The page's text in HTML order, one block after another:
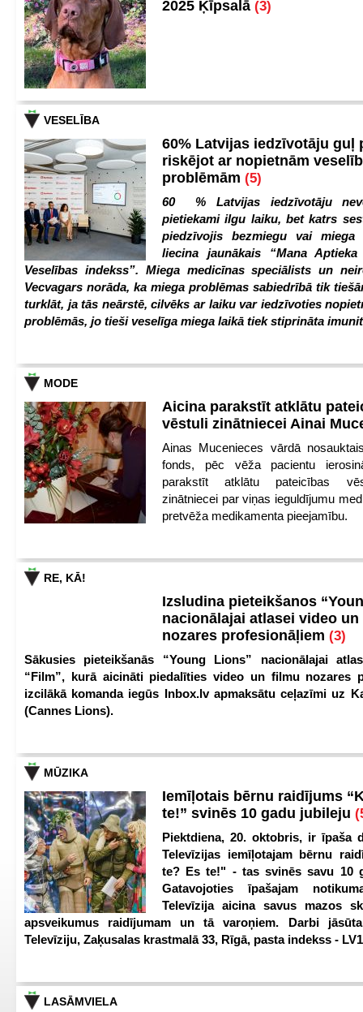
2025 Ķīpsalā (3)
VESELĪBA
60% Latvijas iedzīvotāju guļ
riskējot ar nopietnām
problēmām (5)
60 % Latvijas iedzīvotāju
pietiekami ilgu laiku, bet katrs
piedzīvojis bezmiegu vai miega
liecina jaunākais “Mana
Veselības indekss”. Miega medicīnas speciālists un
Vecvagars norāda, ka miega problēmas sabiedrībā tik
turklāt, ja tās neārstē, cilvēks ar laiku var iedzīvoties
problēmās, jo tieši veselīga miega laikā tiek stiprināta
MODE
Aicina parakstīt atklātu
vēstuli zinātniecei Ainai
Ainas Mucenieces vārdā
fonds, pēc vēža pacientu
parakstīt atklātu pateicības
zinātniecei par viņas ieguldījumu
pretvēža medikamenta pieejamību.
RE, KĀ!
Izsludina pieteikšanos
nacionālajai atlasei video
nozares profesionāļiem (3)
Sākusies pieteikšanās “Young Lions” nacionālajai
“Film”, kurā aicināti piedalīties video un filmu nozares
izcilākā komanda iegūs Inbox.lv apmaksātu ceļazīmi uz
(Cannes Lions).
MŪZIKA
Iemīļotais bērnu raidījums
te!” svinēs 10 gadu jubileju
Piektdiena, 20. oktobris, ir īpaša
Televīzijas iemīļotajam bērnu
te? Es te!" - tas svinēs savu 10
Gatavojoties īpašajam
Televīzija aicina savus mazos
apsveikumus raidījumam un tā varoņiem. Darbi
Televīziju, Zaķusalas krastmalā 33, Rīgā, pasta indekss -
LASĀMVIELA